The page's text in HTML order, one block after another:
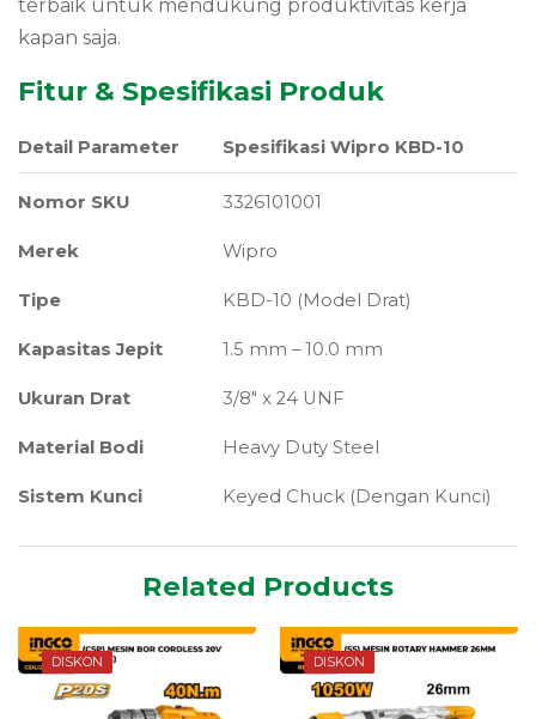
terbaik untuk mendukung produktivitas kerja
kapan saja.
Fitur & Spesifikasi Produk
Detail Parameter Spesifikasi Wipro KBD-10
Nomor SKU 3326101001
Merek Wipro
Tipe KBD-10 (Model Drat)
Kapasitas Jepit 1.5 mm – 10.0 mm
Ukuran Drat 3/8″ x 24 UNF
Material Bodi Heavy Duty Steel
Sistem Kunci Keyed Chuck (Dengan Kunci)
Related Products
DISKON DISKON